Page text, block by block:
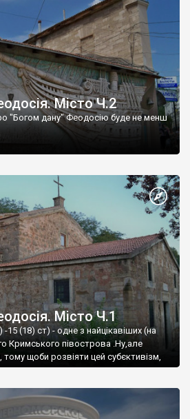
Місто Ч.2
"Богом дану" Феодосію буде не менш
Місто Ч.1
15 (18) ст) - одне з найцікавіших (на
Кримського півострова .Ну,але
щоби розвіяти цей субєктивізм,